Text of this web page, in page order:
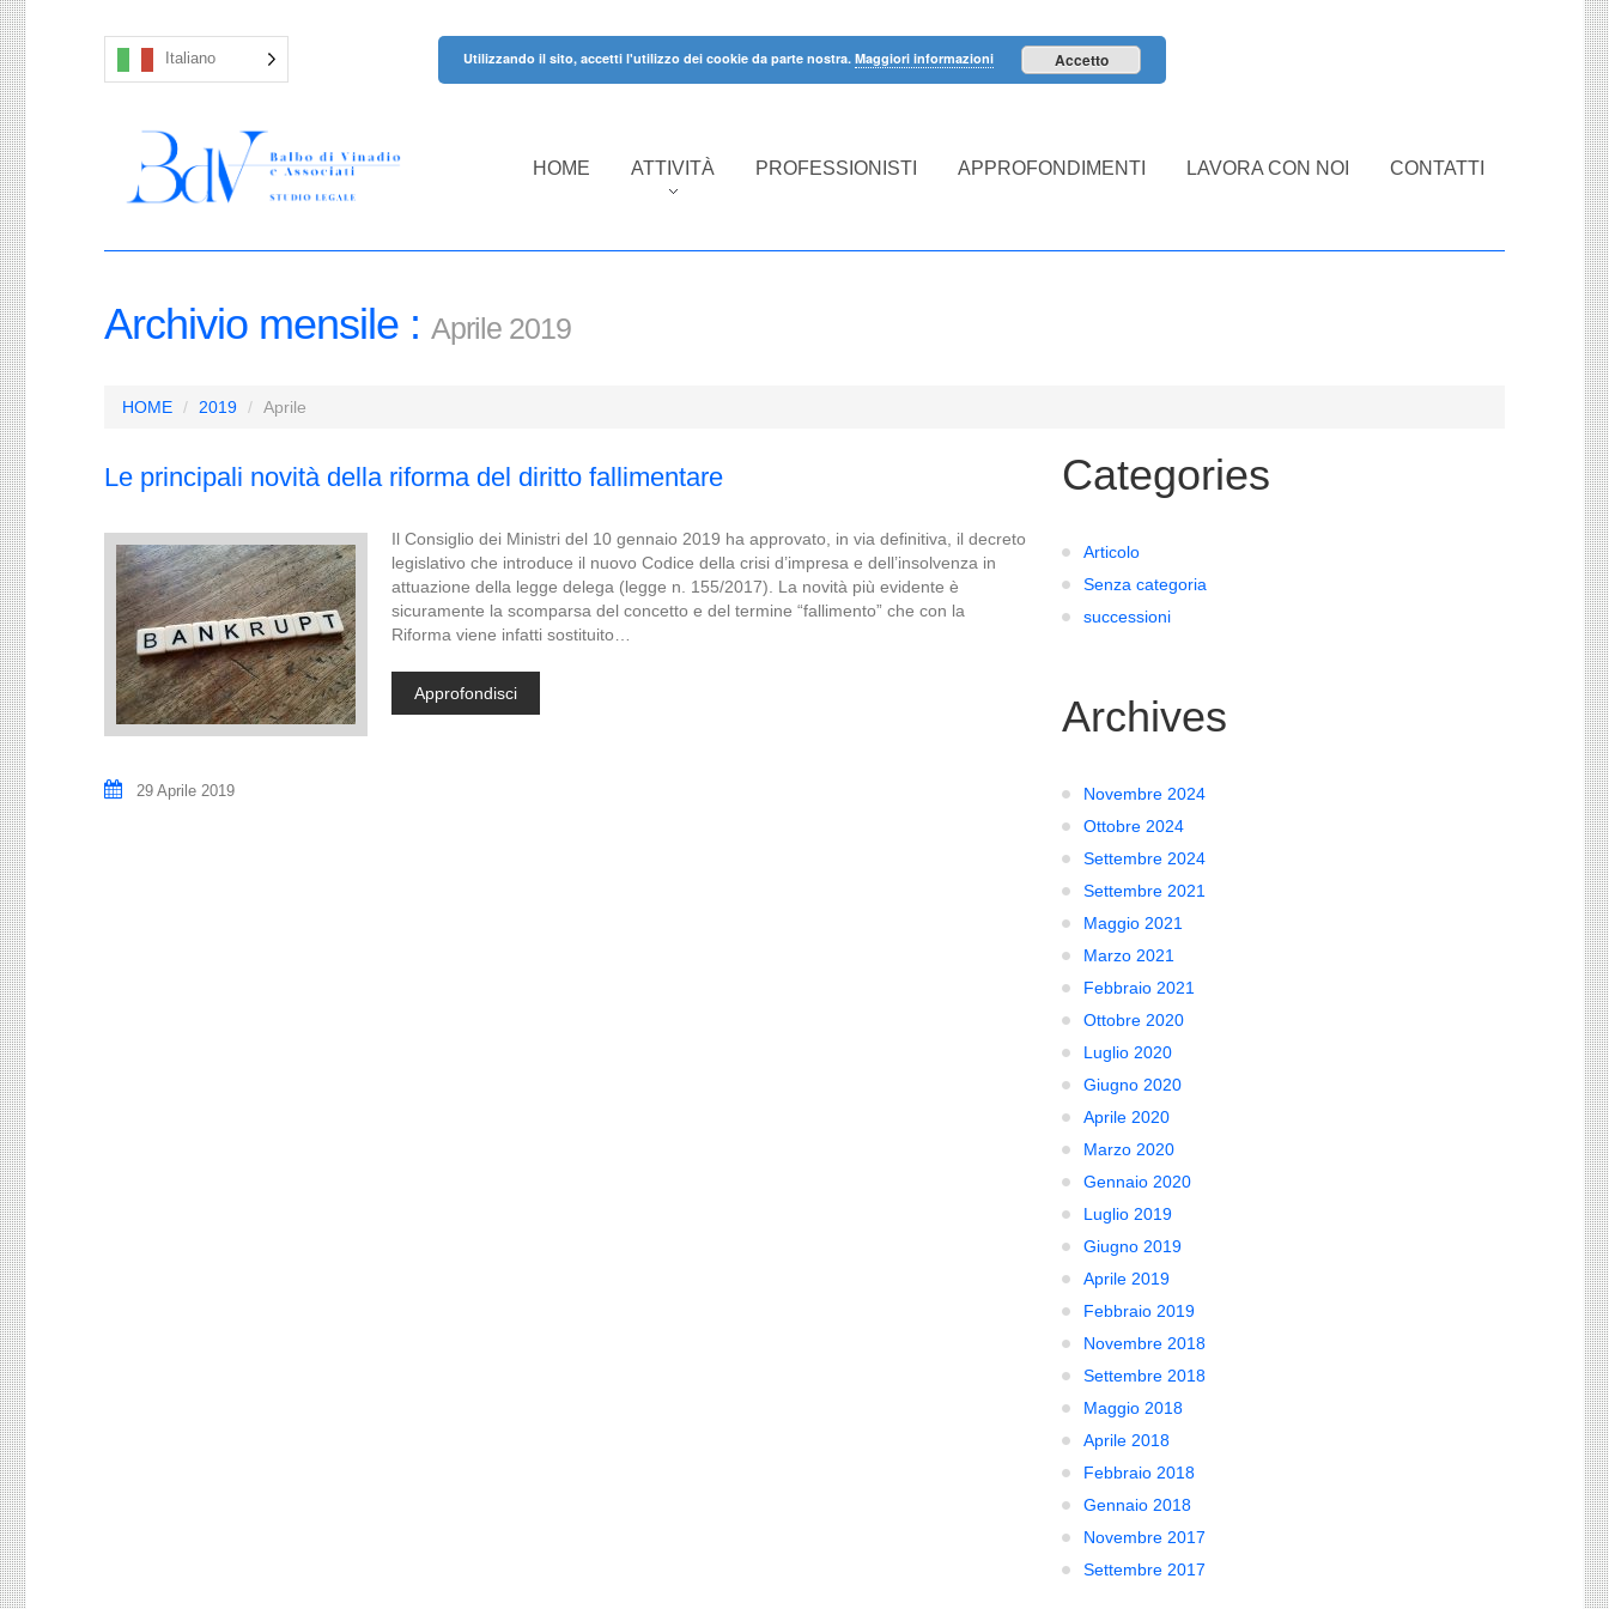
Italiano
HOME ATTIVITÀ PROFESSIONISTI APPROFONDIMENTI LAVORA CON NOI CONTATTI
Archivio mensile : Aprile 2019
HOME 2019 Aprile
Le principali novità della riforma del diritto fallimentare
Il Consiglio dei Ministri del 10 gennaio 2019 ha approvato, in via definitiva, il decreto
legislativo che introduce il nuovo Codice della crisi d’impresa e dell’insolvenza in
attuazione della legge delega (legge n. 155/2017). La novità più evidente è
sicuramente la scomparsa del concetto e del termine “fallimento” che con la
Riforma viene infatti sostituito…
Approfondisci
29 Aprile 2019
Categories
Articolo
Senza categoria
successioni
Archives
Novembre 2024
Ottobre 2024
Settembre 2024
Settembre 2021
Maggio 2021
Marzo 2021
Febbraio 2021
Ottobre 2020
Luglio 2020
Giugno 2020
Aprile 2020
Marzo 2020
Gennaio 2020
Luglio 2019
Giugno 2019
Aprile 2019
Febbraio 2019
Novembre 2018
Settembre 2018
Maggio 2018
Aprile 2018
Febbraio 2018
Gennaio 2018
Novembre 2017
Settembre 2017
Utilizzando il sito, accetti l'utilizzo dei cookie da parte nostra. Maggiori informazioni Accetto